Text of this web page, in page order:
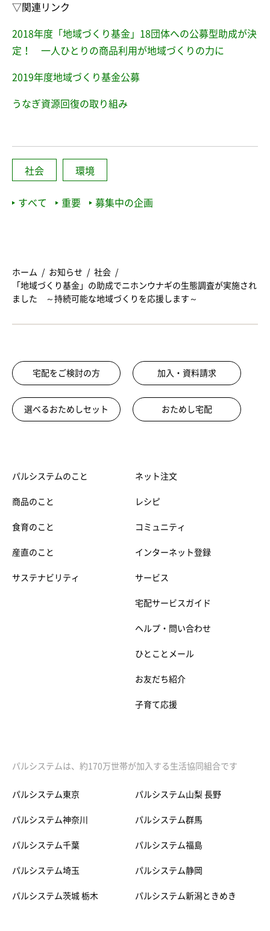
▽関連リンク
2018年度「地域づくり基金」18団体への公募型助成が決
定！ 一人ひとりの商品利用が地域づくりの力に
2019年度地域づくり基金公募
うなぎ資源回復の取り組み
社会 環境
すべて 重要 募集中の企画
ホーム お知らせ
社会
「地域づくり基金」の助成でニホンウナギの生態調査が実施され
ました ～持続可能な地域づくりを応援します～
宅配をご検討の方 加入・資料請求
選べるおためしセット おためし宅配
パルシステムのこと
商品のこと
食育のこと
産直のこと
サステナビリティ
ネット注文
レシピ
コミュニティ
インターネット登録
サービス
宅配サービスガイド
ヘルプ・問い合わせ
ひとことメール
お友だち紹介
子育て応援
パルシステムは、約170万世帯が加入する生活協同組合です
パルシステム東京
パルシステム神奈川
パルシステム千葉
パルシステム埼玉
パルシステム茨城 栃木
パルシステム山梨 長野
パルシステム群馬
パルシステム福島
パルシステム静岡
パルシステム新潟ときめき